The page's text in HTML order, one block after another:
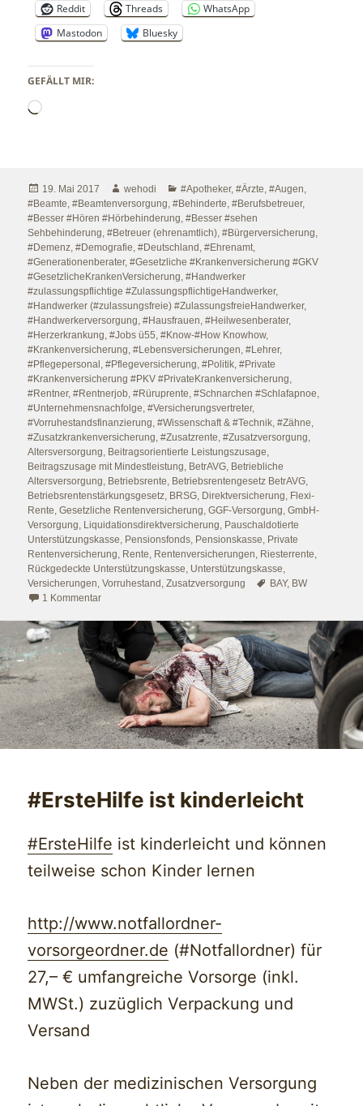
Reddit Threads
WhatsApp
Mastodon
Bluesky
GEFÄLLT MIR:
Wird
Veröffentlicht
am
19. Mai 2017 Autor
wehodi Kategorien
#Apotheker,#Ärzte,#Augen,
#Beamte,#Beamtenversorgung,#Behinderte,#Berufsbetreuer,
#Besser #Hören #Hörbehinderung,#Besser #sehen
Sehbehinderung,#Betreuer (ehrenamtlich),#Bürgerversicherung,
#Demenz,#Demografie,#Deutschland ,#Ehrenamt,
#Generationenberater,#Gesetzliche #Krankenversicherung #GKV
#GesetzlicheKrankenVersicherung,#Handwerker
#zulassungspflichtige #ZulassungspflichtigeHandwerker,
#Handwerker (#zulassungsfreie) #ZulassungsfreieHandwerker,
#Handwerkerversorgung,#Hausfrauen,#Heilwesenberater,
#Herzerkrankung,#Jobs ü55,#Know-#How Knowhow,
#Krankenversicherung,#Lebensversicherungen,#Lehrer,
#Pflegepersonal ,#Pflegeversicherung,#Politik,#Private
#Krankenversicherung #PKV #PrivateKrankenversicherung,
#Rentner,#Rentnerjob,#Rüruprente,#Schnarchen #Schlafapnoe,
#Unternehmensnachfolge,#Versicherungsvertreter,
#Vorruhestandsfinanzierung,#Wissenschaft & #Technik,#Zähne,
#Zusatzkrankenversicherung,#Zusatzrente,#Zusatzversorgung,
Altersversorgung, Beitragsorientierte Leistungszusage,
Beitragszusage mit Mindestleistung, BetrAVG, Betriebliche
Altersversorgung, Betriebsrente, Betriebsrentengesetz BetrAVG,
Betriebsrentenstärkungsgesetz, BRSG, Direktversicherung, Flexi-
Rente,Gesetzliche Rentenversicherung,GGF-Versorgung,GmbH-
Versorgung, Liquidationsdirektversicherung, Pauschaldotierte
Unterstützungskasse, Pensionsfonds, Pensionskasse, Private
Rentenversicherung, Rente, Rentenversicherungen, Riesterrente,
Rückgedeckte Unterstützungskasse, Unterstützungskasse,
Versicherungen,Vorruhestand ,Zusatzversorgung Schlagwörter
BAY, BW
1 Kommentarzu #Bürgerversicherung Nr. 4 – Warum eine
‪#‎ErsteHilfe‬ ist kinderleicht
‪#‎ErsteHilfe‬ ist kinderleicht und können
teilweise schon Kinder lernen
http://www.notfallordner-
vorsorgeordner.de (#Notfallordner) für
27,– € umfangreiche Vorsorge (inkl.
MWSt.) zuzüglich Verpackung und
Versand
Neben der medizinischen Versorgung